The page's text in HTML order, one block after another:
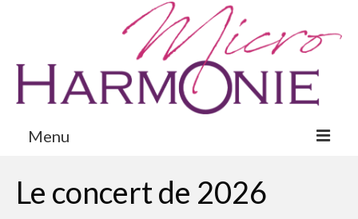
Menu
Le concert de 2026